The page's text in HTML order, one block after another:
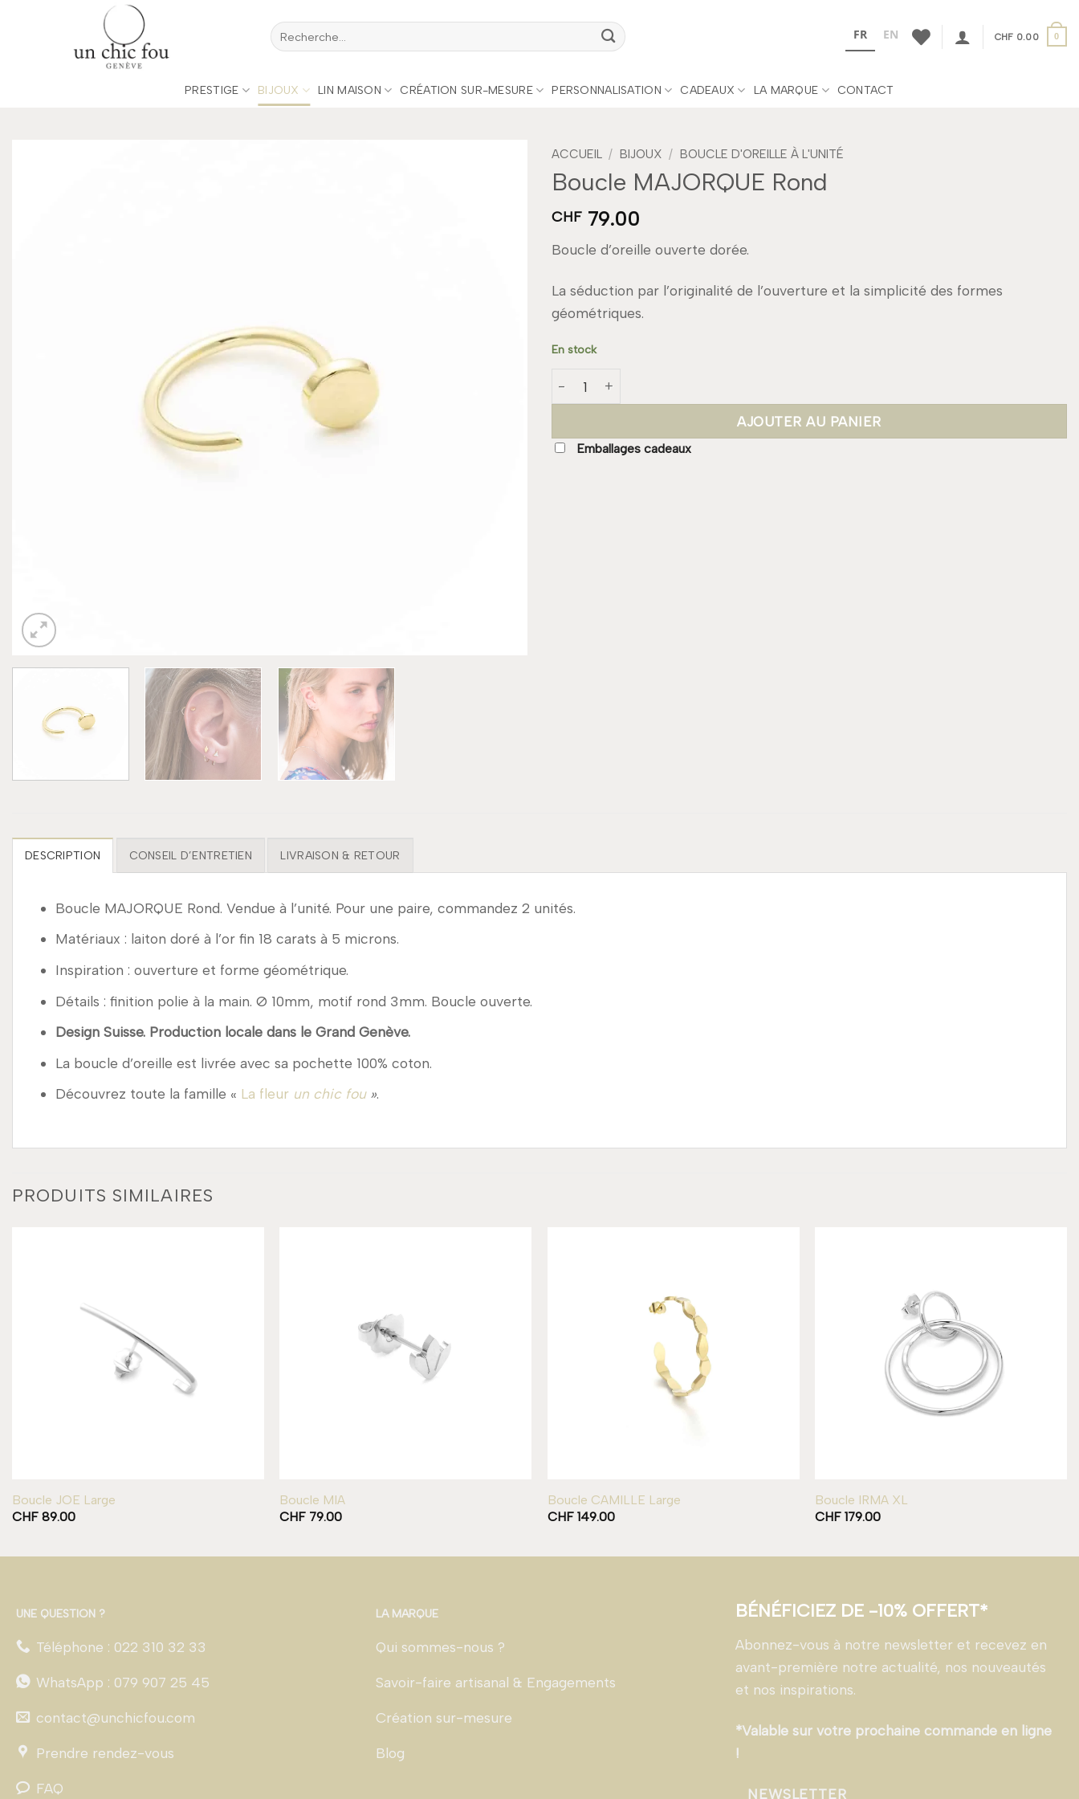
Recherche
pour :
FR EN CHF 0.00 0
PRESTIGE BIJOUX LIN MAISON CRÉATION SUR-MESURE PERSONNALISATION CADEAUX LA MARQUE CONTACT
ACCUEIL / BIJOUX / BOUCLE D'OREILLE À L'UNITÉ
Boucle MAJORQUE Rond
CHF 79.00
Boucle d’oreille ouverte dorée.
La séduction par l’originalité de l’ouverture et la simplicité des formes
géométriques.
En stock
AJOUTER AU PANIER
Emballages cadeaux
DESCRIPTION CONSEIL D’ENTRETIEN LIVRAISON & RETOUR
Boucle MAJORQUE Rond. Vendue à l’unité. Pour une paire, commandez 2 unités.
Matériaux : laiton doré à l’or fin 18 carats à 5 microns.
Inspiration : ouverture et forme géométrique.
Détails : finition polie à la main. Ø 10mm, motif rond 3mm. Boucle ouverte.
Design Suisse. Production locale dans le Grand Genève.
La boucle d’oreille est livrée avec sa pochette 100% coton.
Découvrez toute la famille « La fleur un chic fou».
PRODUITS SIMILAIRES
Boucle JOE Large
CHF89.00
Boucle MIA
CHF 79.00
Boucle CAMILLE Large
CHF149.00
Boucle IRMA XL
CHF 179.00
UNE QUESTION ?
Téléphone : 022 310 32 33
WhatsApp : 079 907 25 45
contact@unchicfou.com
Prendre rendez-vous
FAQ
LA MARQUE
Qui sommes-nous ?
Savoir-faire artisanal & Engagements
Création sur-mesure
Blog
BÉNÉFICIEZ DE -10% OFFERT*
Abonnez-vous à notre newsletter et recevez en
avant-première notre actualité, nos nouveautés
et nos inspirations.
*Valable sur votre prochaine commande en ligne
!
NEWSLETTER